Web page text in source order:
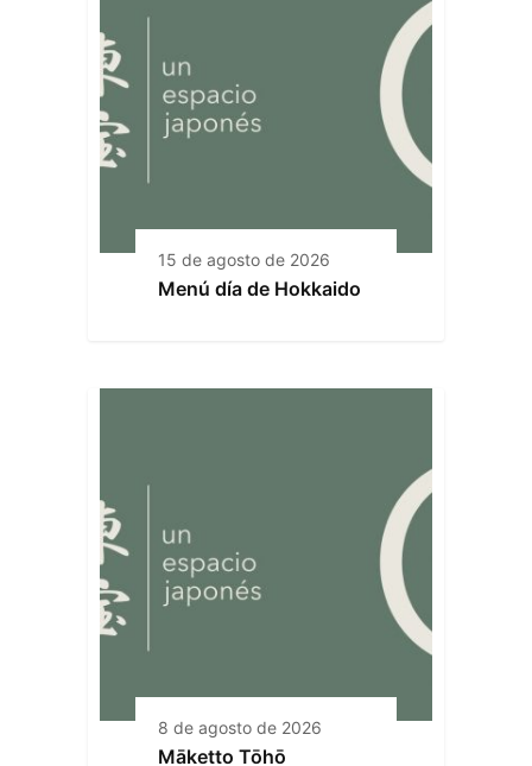
15 de agosto de 2026
Menú día de Hokkaido
8 de agosto de 2026
Māketto Tōhō